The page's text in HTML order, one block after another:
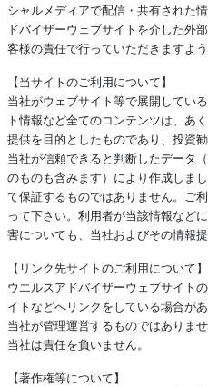
シャルメディアで配信・共有された
ドバイザーウェブサイトを介した外
客様の責任で行っていただきますよう
【当サイトのご利用について】
当社がウェブサイト等で展開してい
ト情報など全てのコンテンツは、あ
提供を目的としたものであり、投資
当社が信頼できると判断したデータ
のものも含みます）により作成しま
て保証するものではありません。ご
って下さい。利用者が当該情報など
害についても、当社およびその情報
【リンク先サイトのご利用について】
ウエルスアドバイザーウェブサイト
イトなどへリンクをしている場合が
当社が管理運営するものではありま
当社は責任を負いません。
【著作権等について】